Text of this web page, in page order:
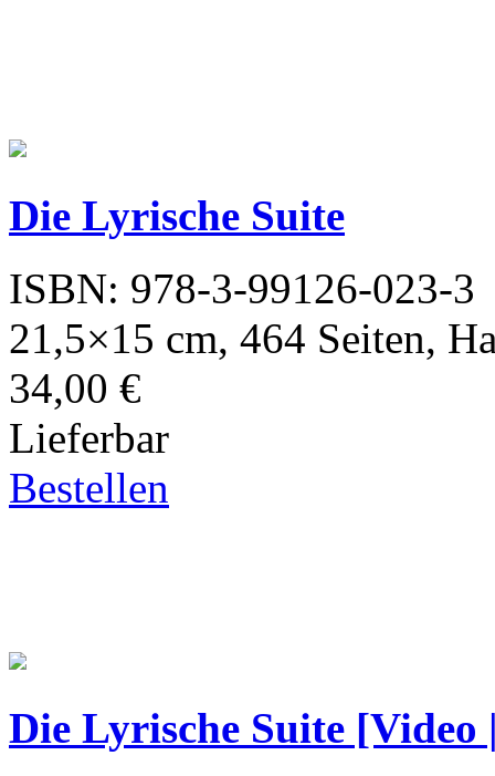
Die Lyrische Suite
ISBN: 978-3-99126-023-3
21,5×15 cm, 464 Seiten,
34,00 €
Lieferbar
Bestellen
Die Lyrische Suite [Video